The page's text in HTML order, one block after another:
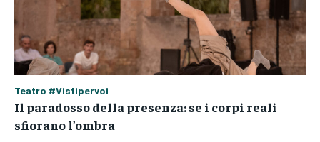
Teatro #Vistipervoi
Il paradosso della presenza: se i corpi reali
sfiorano l’ombra